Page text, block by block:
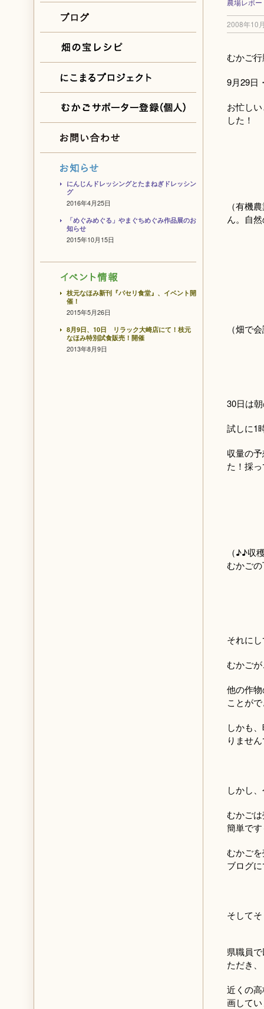
農場レポー
2008年10
むかご
9月29日
お忙し
した！
（有機
ん。自
（畑で
30日は
試しに1
収量の
た！採
（♪♪収
むかご
それに
むかご
他の作
ことが
しかも
りませ
しかし
むかご
簡単で
むかご
ブログ
そして
県職員
ただき、
近くの
画して
にんじんドレッシングとたまねぎドレッシン
グ
2016年4月25日
「めぐみめぐる」やまぐちめぐみ作品展のお
知らせ
2015年10月15日
枝元なほみ新刊『パセリ食堂』、イベント開
催！
2015年5月26日
8月9日、10日 リラック大崎店にて！枝元
なほみ特別試食販売！開催
2013年8月9日